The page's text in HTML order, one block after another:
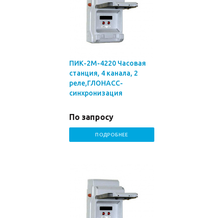
ПИК-2М-4220 Часовая
станция, 4 канала, 2
реле,ГЛОНАСС-
синхронизация
По запросу
ПОДРОБНЕЕ